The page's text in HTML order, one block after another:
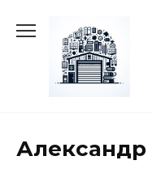
содержанию